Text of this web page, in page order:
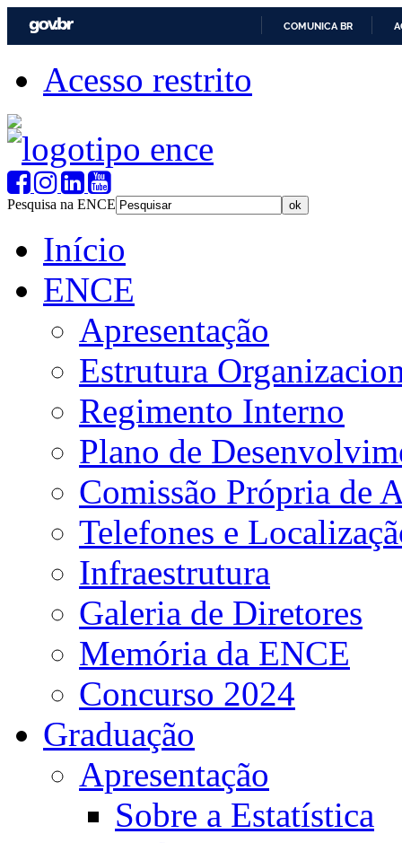
COMUNICA BR
Acesso restrito
Pesquisa na ENCE
Início
ENCE
Apresentação
Estrutura
Regimento Interno
Plano de
Comissão Própria de
Telefones e
Infraestrutura
Galeria de Diretores
Memória da ENCE
Concurso 2024
Graduação
Apresentação
Sobre a Estatística